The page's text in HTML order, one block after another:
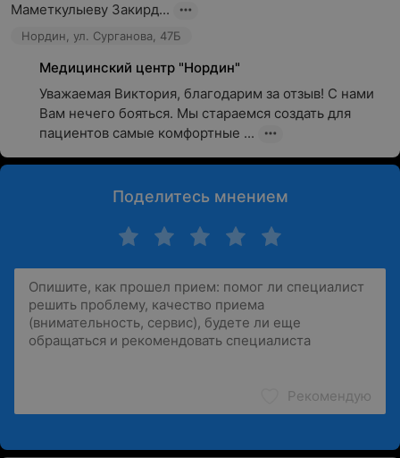
Маметкулыеву Закирд...
Нордин, ул. Сурганова, 47Б
Медицинский центр "Нордин"
Уважаемая Виктория, благодарим за отзыв! С нами
Вам нечего бояться. Мы стараемся создать для
пациентов самые комфортные ...
Поделитесь мнением
Рекомендую